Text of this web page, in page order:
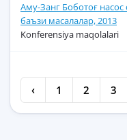
Аму-Занг Боботоғ насос
баъзи масалалар, 2013
Konferensiya maqolalari
‹ 1 2 3